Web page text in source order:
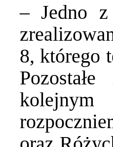
– Jedno z
8, którego